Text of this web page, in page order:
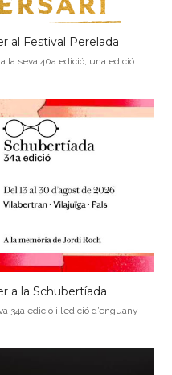
al Festival Perelada
la seva 40a edició, una edició
a la Schubertíada
34a edició i l’edició d’enguany